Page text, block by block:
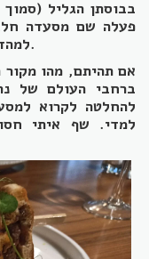
פעלה שם מסעדה
למהדרין. בדיוק כמו המסעדה המקורית שלו.
אם תהיתם, מהו
להחלטה לקרוא
למדי. שף איתי